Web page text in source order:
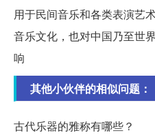
用于民间音乐和各类表演艺
音乐文化，也对中国乃至世
响
其他小伙伴的相似问题：
古代乐器的雅称有哪些？